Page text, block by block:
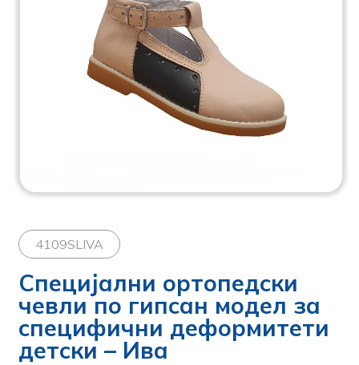
4109SLIVA
Специјални ортопедски
чевли по гипсан модел за
специфични деформитети
детски – Ива